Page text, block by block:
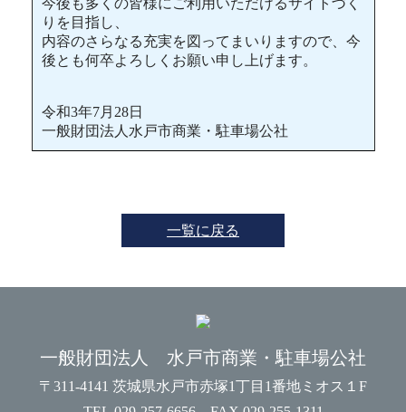
今後も多くの皆様にご利用いただけるサイトづく
りを目指し、
内容のさらなる充実を図ってまいりますので、今
後とも何卒よろしくお願い申し上げます。
令和3年7月28日
一般財団法人水戸市商業・駐車場公社
一覧に戻る
一般財団法人 水戸市商業・駐車場公社
〒311-4141 茨城県水戸市赤塚1丁目1番地ミオス１F